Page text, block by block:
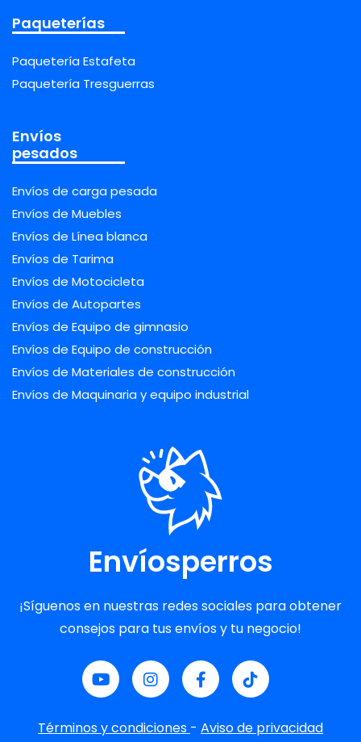
Paqueterías
Paquetería Estafeta
Paquetería Tresguerras
Envíos
pesados
Envíos de carga pesada
Envíos de Muebles
Envíos de Línea blanca
Envíos de Tarima
Envíos de Motocicleta
Envíos de Autopartes
Envíos de Equipo de gimnasio
Envíos de Equipo de construcción
Envíos de Materiales de construcción
Envíos de Maquinaria y equipo industrial
Envíosperros
¡Síguenos en nuestras redes sociales para obtener
consejos para tus envíos y tu negocio!
Términos y condiciones - Aviso de privacidad